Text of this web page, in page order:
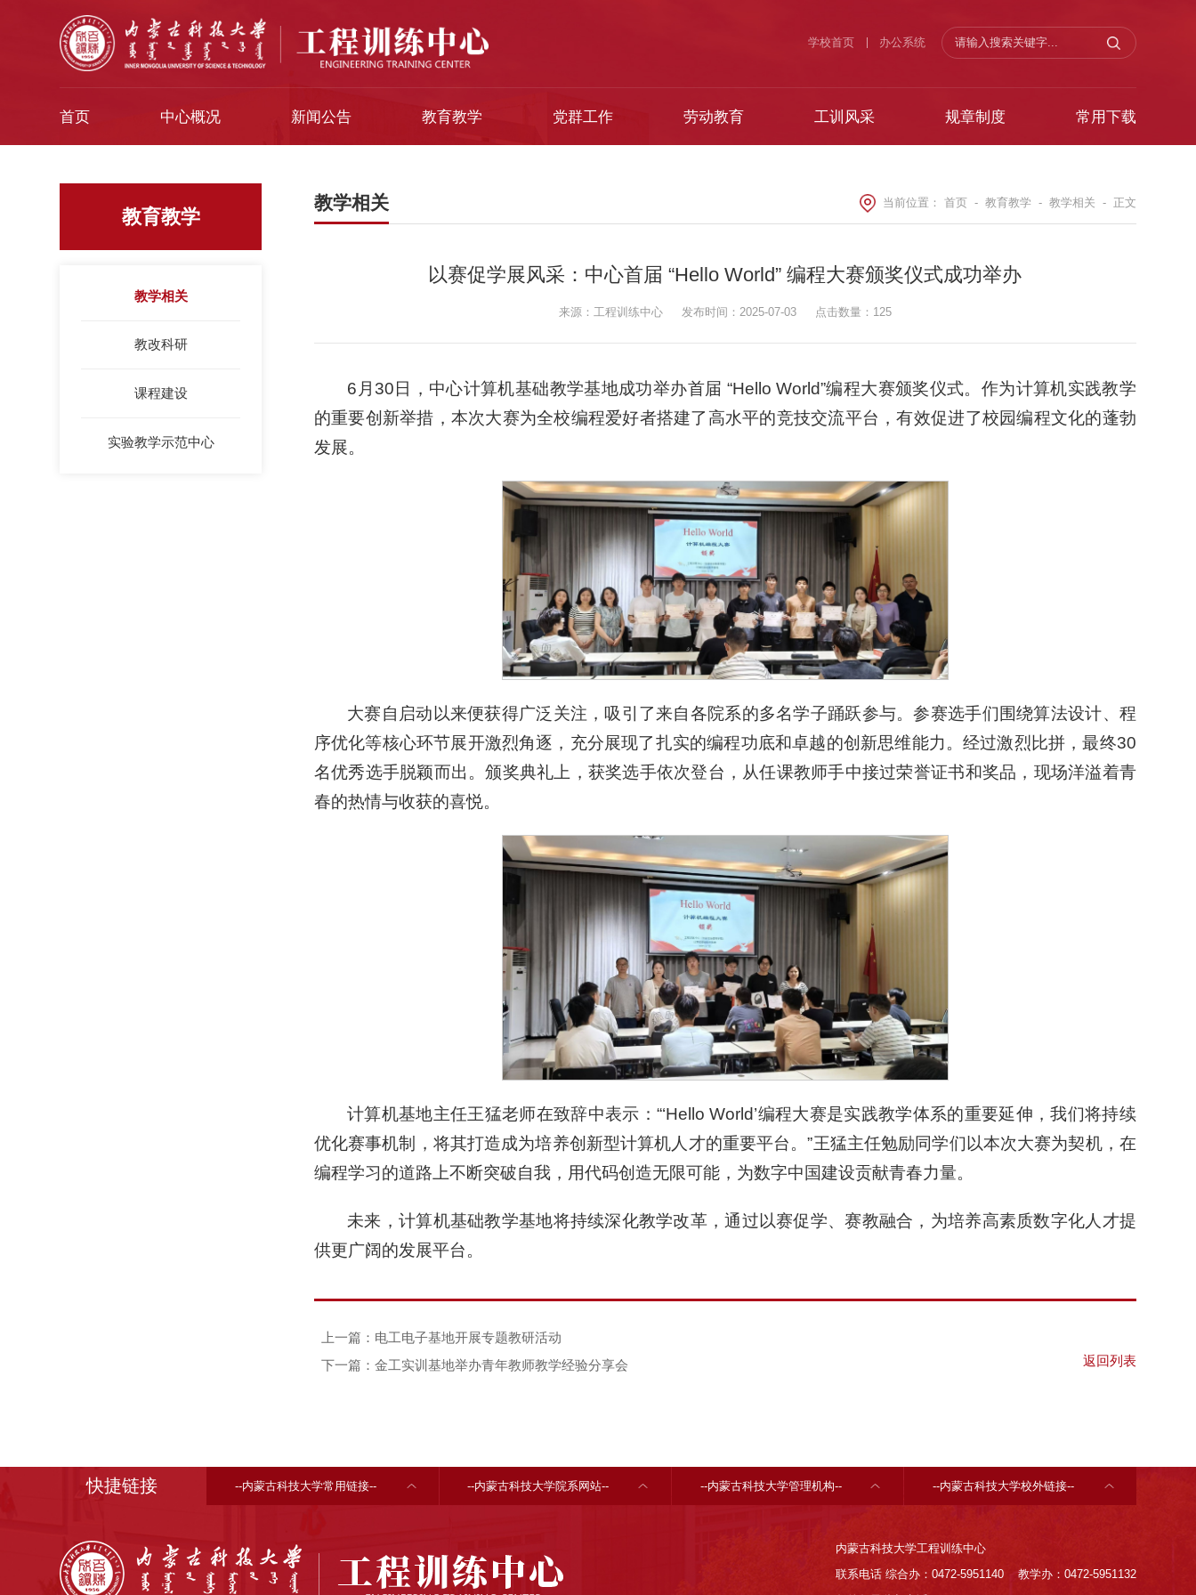
学校首页 办公系统
首页 中心概况 新闻公告 教育教学 党群工作 劳动教育 工训风采 规章制度 常用下载
教育教学
教学相关
教改科研
课程建设
实验教学示范中心
教学相关 当前位置： 首页- 教育教学- 教学相关 - 正文
以赛促学展风采：中心首届 “Hello World” 编程大赛颁奖仪式成功举办
来源：工程训练中心 发布时间：2025-07-03 点击数量： 125
6月30日，中心计算机基础教学基地成功举办首届 “Hello World”编程大赛颁奖仪式。作为计算机实践教学
的重要创新举措，本次大赛为全校编程爱好者搭建了高水平的竞技交流平台，有效促进了校园编程文化的蓬勃
发展。
大赛自启动以来便获得广泛关注，吸引了来自各院系的多名学子踊跃参与。参赛选手们围绕算法设计、程
序优化等核心环节展开激烈角逐，充分展现了扎实的编程功底和卓越的创新思维能力。经过激烈比拼，最终30
名优秀选手脱颖而出。颁奖典礼上，获奖选手依次登台，从任课教师手中接过荣誉证书和奖品，现场洋溢着青
春的热情与收获的喜悦。
计算机基地主任王猛老师在致辞中表示：“‘Hello World’编程大赛是实践教学体系的重要延伸，我们将持续
优化赛事机制，将其打造成为培养创新型计算机人才的重要平台。”王猛主任勉励同学们以本次大赛为契机，在
编程学习的道路上不断突破自我，用代码创造无限可能，为数字中国建设贡献青春力量。
未来，计算机基础教学基地将持续深化教学改革，通过以赛促学、赛教融合，为培养高素质数字化人才提
供更广阔的发展平台。
上一篇：电工电子基地开展专题教研活动
下一篇：金工实训基地举办青年教师教学经验分享会
返回列表
快捷链接 --内蒙古科技大学常用链接-- --内蒙古科技大学院系网站-- --内蒙古科技大学管理机构-- --内蒙古科技大学校外链接--
内蒙古科技大学工程训练中心
联系电话 综合办：0472-5951140 教学办：0472-5951132